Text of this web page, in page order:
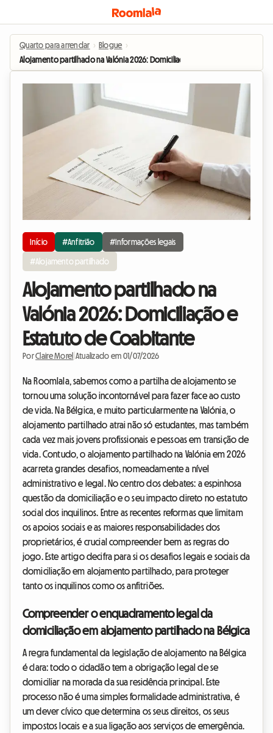
Quarto para arrendar › Blogue ›
Alojamento partilhado na Valónia 2026: Domiciliação e Estatuto de
Início #Anfitrião #Informações legais
#Alojamento partilhado
Alojamento partilhado na
Valónia 2026: Domiciliação e
Estatuto de Coabitante
PorClaire Morel Atualizado em 01/07/2026
Na Roomlala, sabemos como a partilha de alojamento se
tornou uma solução incontornável para fazer face ao custo
de vida. Na Bélgica, e muito particularmente na Valónia, o
alojamento partilhado atrai não só estudantes, mas também
cada vez mais jovens profissionais e pessoas em transição de
vida. Contudo, o alojamento partilhado na Valónia em 2026
acarreta grandes desafios, nomeadamente a nível
administrativo e legal. No centro dos debates: a espinhosa
questão da domiciliação e o seu impacto direto no estatuto
social dos inquilinos. Entre as recentes reformas que limitam
os apoios sociais e as maiores responsabilidades dos
proprietários, é crucial compreender bem as regras do
jogo. Este artigo decifra para si os desafios legais e sociais da
domiciliação em alojamento partilhado, para proteger
tanto os inquilinos como os anfitriões.
Compreender o enquadramento legal da
domiciliação em alojamento partilhado na Bélgica
A regra fundamental da legislação de alojamento na Bélgica
é clara: todo o cidadão tem a obrigação legal de se
domiciliar na morada da sua residência principal. Este
processo não é uma simples formalidade administrativa, é
um dever cívico que determina os seus direitos, os seus
impostos locais e a sua ligação aos serviços de emergência.